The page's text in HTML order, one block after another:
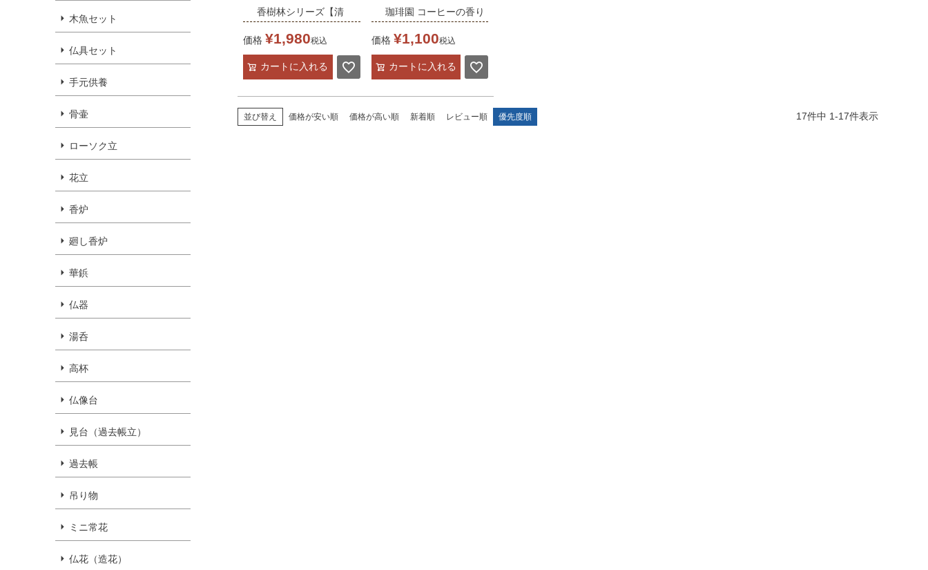
木魚セット
仏具セット
手元供養
骨壷
ローソク立
花立
香炉
廻し香炉
華鋲
仏器
湯呑
高杯
仏像台
見台（過去帳立）
過去帳
吊り物
ミニ常花
仏花（造花）
香樹林シリーズ【清
澄】白檀の香り
【家庭用線香】【微煙
線香】 大バラ
価格 ¥1,980税込
カートに入れる
珈琲園 コーヒーの香り
バラ詰め
家庭用線香 微煙
価格 ¥1,100税込
カートに入れる
並び替え 価格が安い順 価格が高い順 新着順 レビュー順 優先度順 17件中 1-17件表示